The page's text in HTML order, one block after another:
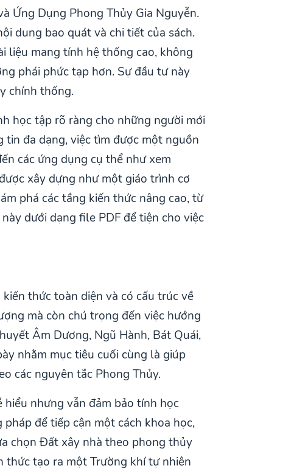
Ứng Dụng Phong Thủy Gia Nguyễn.
dung bao quát và chi tiết của sách.
liệu mang tính hệ thống cao, không
phái phức tạp hơn. Sự đầu tư này
chính thống.
học tập rõ ràng cho những người mới
đa dạng, việc tìm được một nguồn
các ứng dụng cụ thể như xem
xây dựng như một giáo trình cơ
phá các tầng kiến thức nâng cao, từ
dưới dạng file PDF để tiện cho việc
thức toàn diện và có cấu trúc về
mà còn chú trọng đến việc hướng
Âm Dương, Ngũ Hành, Bát Quái,
nhằm mục tiêu cuối cùng là giúp
các nguyên tắc Phong Thủy.
nhưng vẫn đảm bảo tính học
để tiếp cận một cách khoa học,
chọn Đất xây nhà theo phong thủy
thức tạo ra một Trường khí tự nhiên